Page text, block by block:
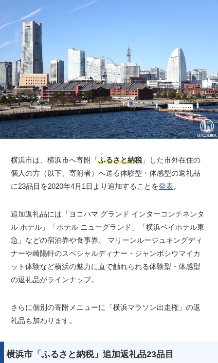
横浜市は、横浜市へ寄附「ふるさと納税」した市外在住の
個人の方（以下、寄附者）へ送る体験型・体感型の返礼品
に23品目を2020年4月1日より追加することを発表。
追加返礼品には「ヨコハマ グランド インターコンチネンタ
ル ホテル」「ホテル ニューグランド」「横浜ベイホテル東
急」などの宿泊券や食事券、 マリーンルージュキングディ
ナーや崎陽軒のスペシャルディナー・ジャンボシウマイカ
ット体験など横浜の魅力に直で触れられる体験型・体感型
の返礼品がラインナップ。
さらに個別の寄附メニューに「横浜マラソン出走権」の返
礼品も加わります。
横浜市「ふるさと納税」追加返礼品23品目